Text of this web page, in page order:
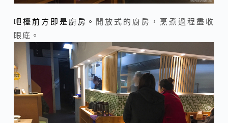
吧檯前方即是廚房。 開放式的廚房，烹煮過程盡收
眼底。